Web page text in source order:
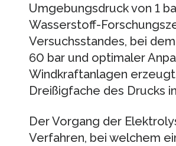
Umgebungsdruck von 1
Wasserstoff-
Versuchsstandes, bei
60 bar und optimaler
Windkraftanlagen erzeugt
Dreißigfache des Drucks
Der Vorgang der
Verfahren, bei welchem